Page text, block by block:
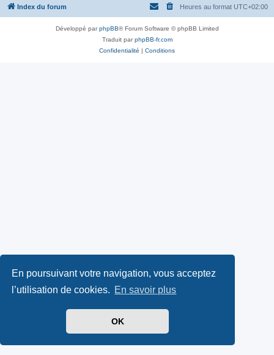
En poursuivant votre navigation, vous acceptez
l’utilisation de cookies. En savoir plus
OK
e
Index du forum Heures au format UTC+02:00
Développé parphpBB® Forum Software © phpBB Limited
Traduit parphpBB-fr.com
Confidentialité | Conditions